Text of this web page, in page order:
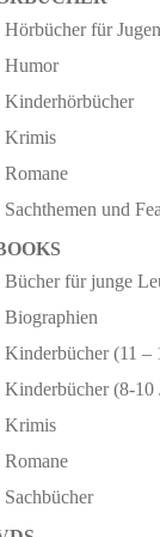
Hörbücher für
Humor
Kinderhörbücher
Krimis
Romane
Sachthemen und
Bücher für junge
Biographien
Kinderbücher (11 –
Kinderbücher (8-10
Krimis
Romane
Sachbücher